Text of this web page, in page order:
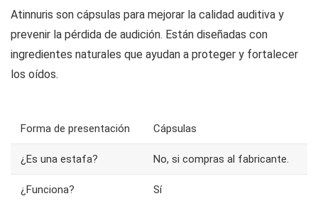
Atinnuris son cápsulas para mejorar la calidad auditiva y
prevenir la pérdida de audición. Están diseñadas con
ingredientes naturales que ayudan a proteger y fortalecer
los oídos.
Forma de presentación Cápsulas
¿Es una estafa? No, si compras al fabricante.
¿Funciona? Sí